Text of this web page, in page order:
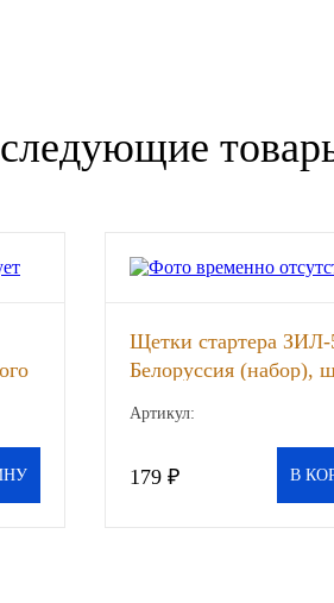
Щетки стартера ЗИЛ-
Белоруссия (набор),
Артикул:
179 ₽ В